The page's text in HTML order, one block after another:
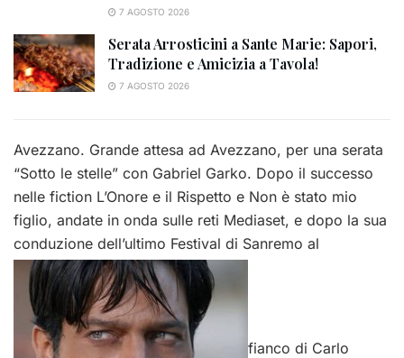
7 AGOSTO 2026
Serata Arrosticini a Sante Marie: Sapori,
Tradizione e Amicizia a Tavola!
7 AGOSTO 2026
Avezzano. Grande attesa ad Avezzano, per una serata
“Sotto le stelle” con Gabriel Garko. Dopo il successo
nelle fiction L’Onore e il Rispetto e Non è stato mio
figlio, andate in onda sulle reti Mediaset, e dopo la sua
conduzione dell’ultimo Festival di Sanremo al
fianco di Carlo